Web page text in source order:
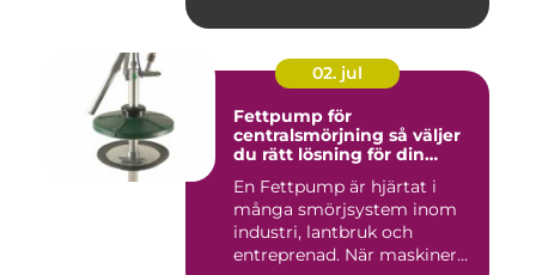
02. jul
Fettpump för
centralsmörjning så väljer
du rätt lösning för din
En Fettpump är hjärtat i
många smörjsystem inom
industri, lantbruk och
entreprenad. När maskiner